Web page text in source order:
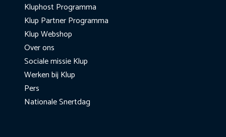
Kluphost Programma
Klup Partner Programma
Klup Webshop
Over ons
Sociale missie Klup
Werken bij Klup
Pers
Nationale Snertdag